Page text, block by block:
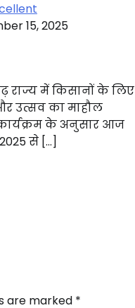
15, 2025
राज्य में किसानों के लिए
उत्सव का माहौल
के अनुसार आज
से […]
are marked *